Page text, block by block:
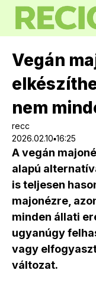
Vegán
nem
recc
2026.02.10▪16:25
A vegán
alapú
is teljesen
majonézre,
minden állati
ugyanúgy
vagy
változat.